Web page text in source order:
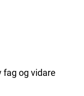
fag og vidare